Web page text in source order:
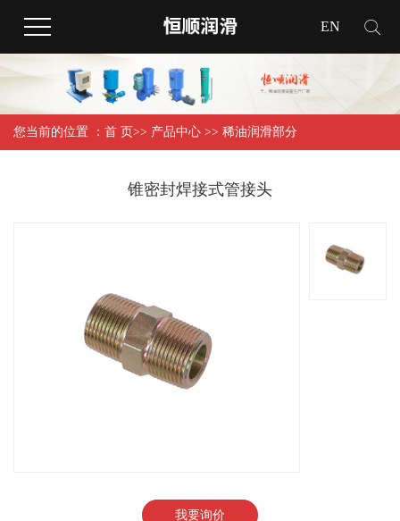
EN
您当前的位置 ： 首 页>> 产品中心 >> 稀油润滑部分
锥密封焊接式管接头
我要询价